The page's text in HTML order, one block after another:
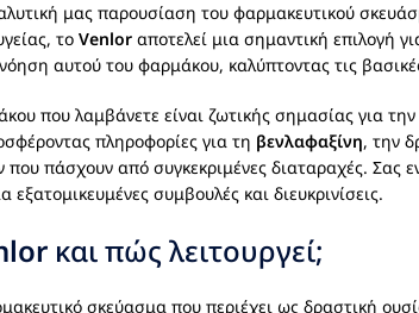
μας παρουσίαση του φαρμακευτικού
το Venlor αποτελεί μια σημαντική επιλογή
αυτού του φαρμάκου, καλύπτοντας τις
που λαμβάνετε είναι ζωτικής σημασίας για την
πληροφορίες για τη βενλαφαξίνη, την
πάσχουν από συγκεκριμένες διαταραχές. Σας
εξατομικευμένες συμβουλές και διευκρινίσεις.
και πώς λειτουργεί;
σκεύασμα που περιέχει ως δραστική